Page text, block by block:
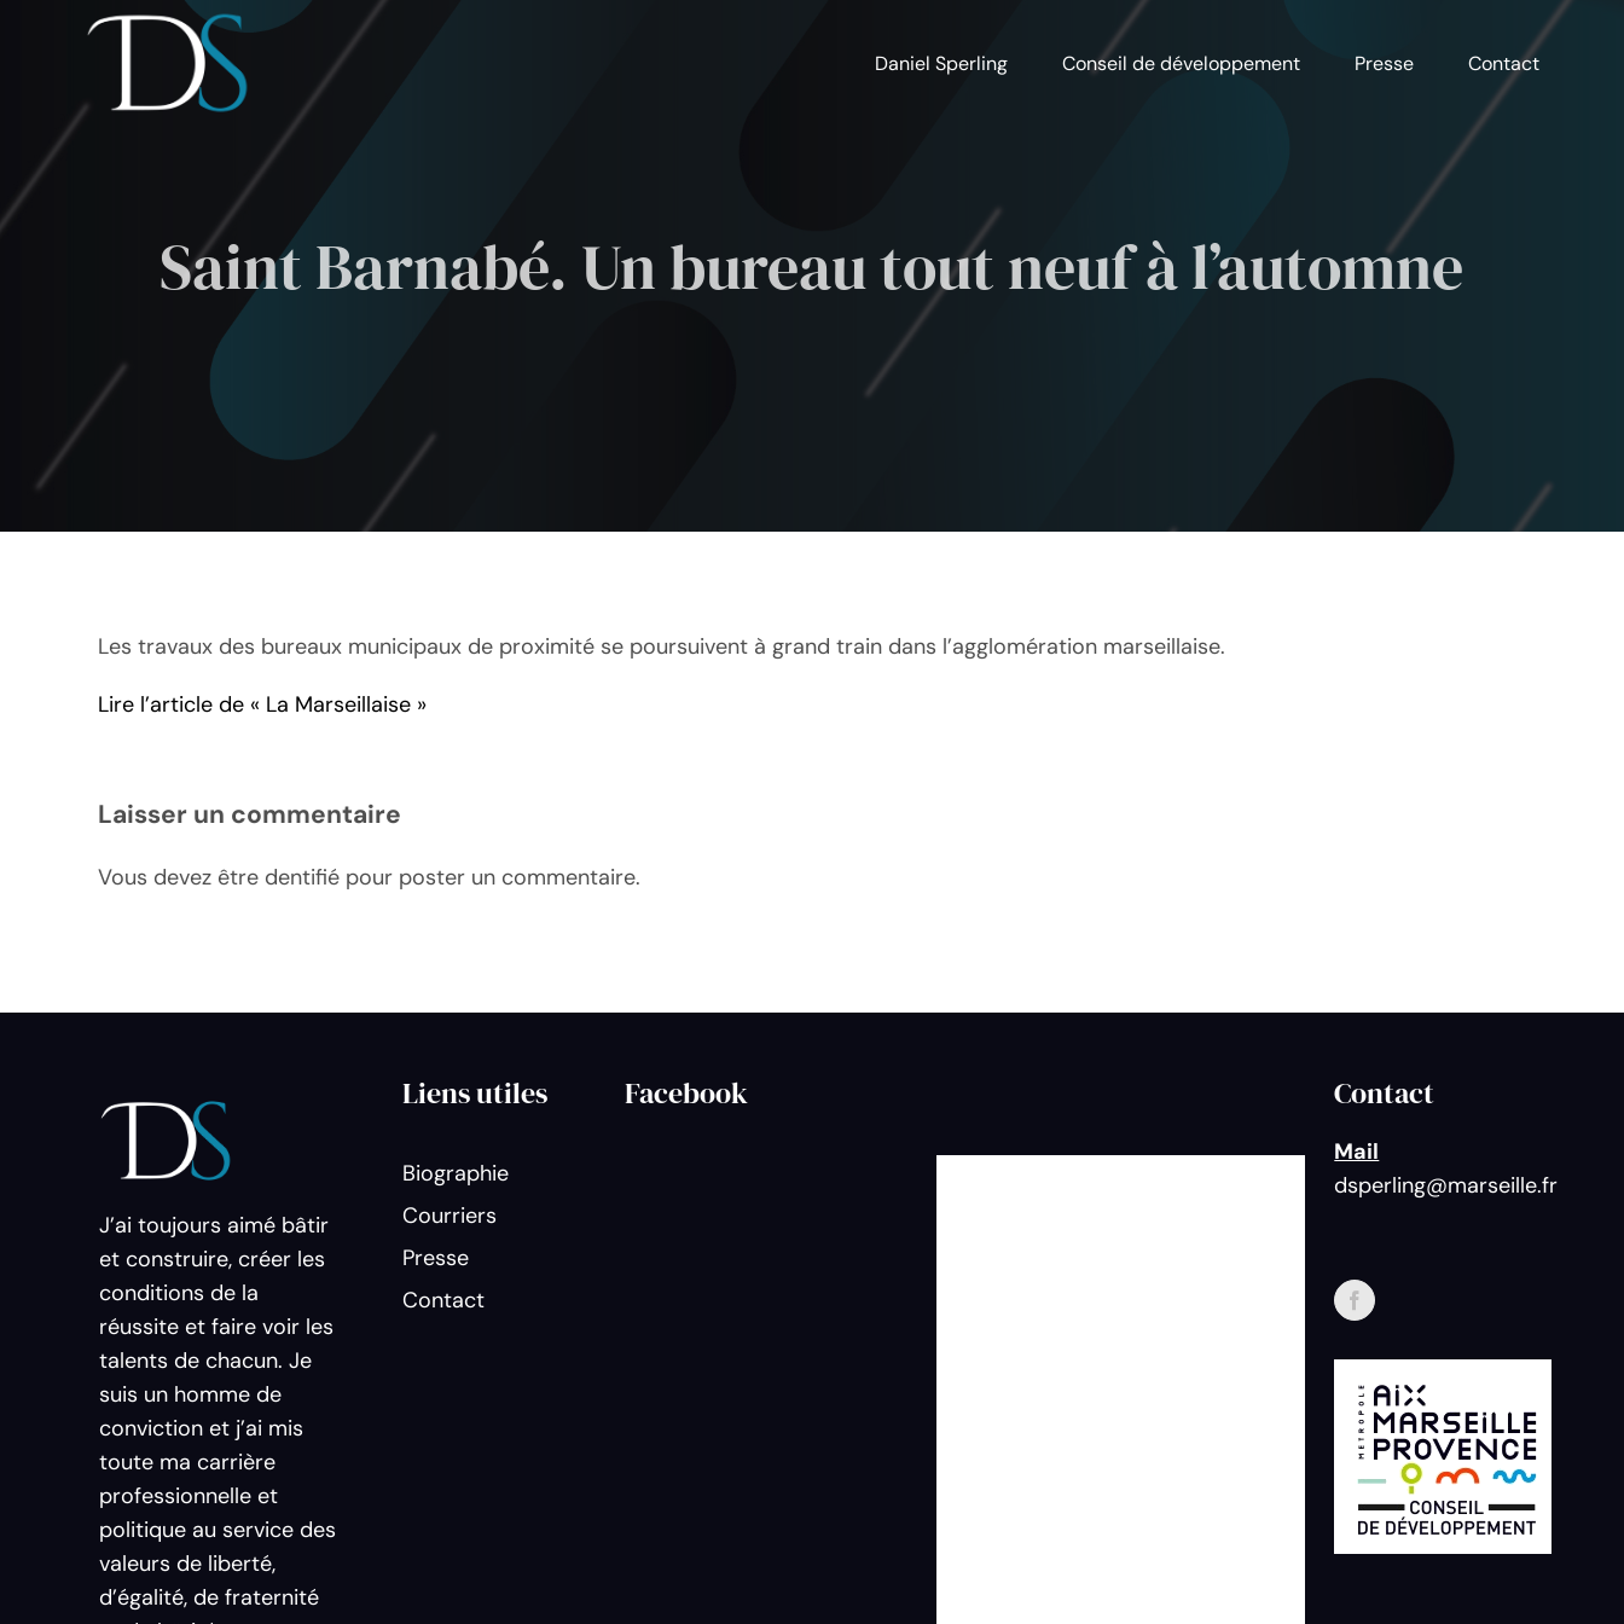
Daniel Sperling Conseil de développement Presse Contact
Saint Barnabé. Un bureau tout neuf à l’automne
Les travaux des bureaux municipaux de proximité se poursuivent à grand train dans l’agglomération marseillaise.
Lire l’article de « La Marseillaise »
Laisser un commentaire
Vous devez être dentifié pour poster un commentaire.
J’ai toujours aimé bâtir
et construire, créer les
conditions de la
réussite et faire voir les
talents de chacun. Je
suis un homme de
conviction et j’ai mis
toute ma carrière
professionnelle et
politique au service des
valeurs de liberté,
d’égalité, de fraternité
Liens utiles
Biographie
Courriers
Presse
Contact
Facebook Contact
Mail
dsperling@marseille.fr